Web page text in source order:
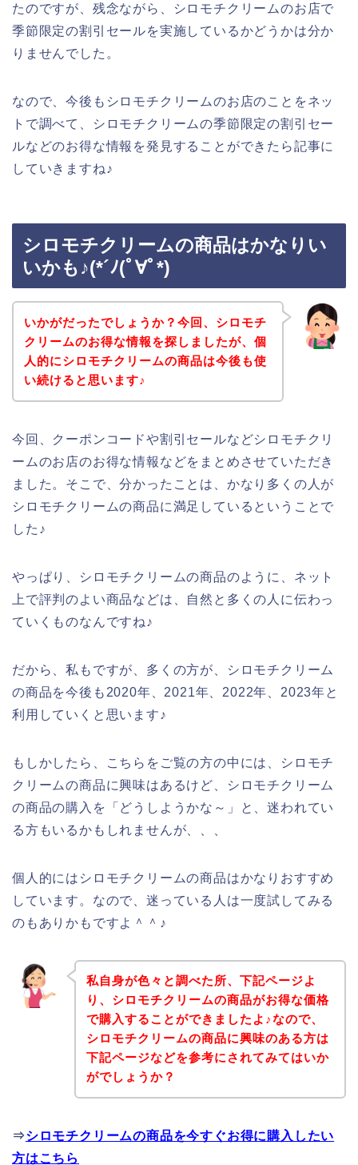
たのですが、残念ながら、シロモチクリームのお店で
季節限定の割引セールを実施しているかどうかは分か
りませんでした。
なので、今後もシロモチクリームのお店のことをネッ
トで調べて、シロモチクリームの季節限定の割引セー
ルなどのお得な情報を発見することができたら記事に
していきますね♪
シロモチクリームの商品はかなりい
いかも♪(*´ﾉ(ﾟ∀ﾟ*)
いかがだったでしょうか？今回、シロモチ
クリームのお得な情報を探しましたが、個
人的にシロモチクリームの商品は今後も使
い続けると思います♪
今回、クーポンコードや割引セールなどシロモチクリ
ームのお店のお得な情報などをまとめさせていただき
ました。そこで、分かったことは、かなり多くの人が
シロモチクリームの商品に満足しているということで
した♪
やっぱり、シロモチクリームの商品のように、ネット
上で評判のよい商品などは、自然と多くの人に伝わっ
ていくものなんですね♪
だから、私もですが、多くの方が、シロモチクリーム
の商品を今後も2020年、2021年、2022年、2023年と
利用していくと思います♪
もしかしたら、こちらをご覧の方の中には、シロモチ
クリームの商品に興味はあるけど、シロモチクリーム
の商品の購入を「どうしようかな～」と、迷われてい
る方もいるかもしれませんが、、、
個人的にはシロモチクリームの商品はかなりおすすめ
しています。なので、迷っている人は一度試してみる
のもありかもですよ＾＾♪
私自身が色々と調べた所、下記ページよ
り、シロモチクリームの商品がお得な価格
で購入することができましたよ♪なので、
シロモチクリームの商品に興味のある方は
下記ページなどを参考にされてみてはいか
がでしょうか？
⇒シロモチクリームの商品を今すぐお得に購入したい
方はこちら